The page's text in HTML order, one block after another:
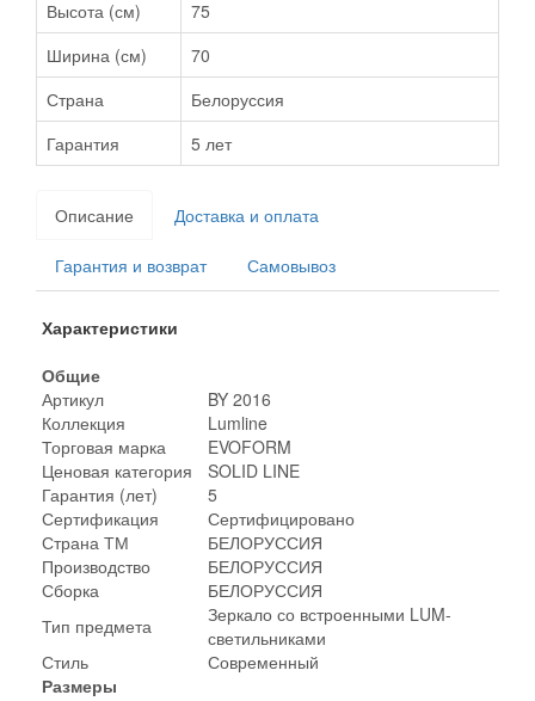
Высота (см)
75
Ширина (см)
70
Страна
Белоруссия
Гарантия
5 лет
Описание Доставка и оплата
Гарантия и возврат Самовывоз
Характеристики
Общие
Артикул
BY 2016
Коллекция
Lumline
Торговая марка
EVOFORM
Ценовая категория
SOLID LINE
Гарантия (лет)
5
Сертификация
Сертифицировано
Страна ТМ
БЕЛОРУССИЯ
Производство
БЕЛОРУССИЯ
Сборка
БЕЛОРУССИЯ
Тип предмета
Зеркало со встроенными LUM-
светильниками
Стиль
Современный
Размеры